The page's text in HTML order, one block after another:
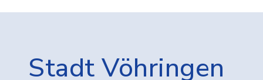
Stadt Vöhringen